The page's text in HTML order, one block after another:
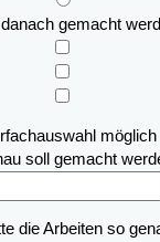
gemacht
möglich
soll gemacht
die Arbeiten so